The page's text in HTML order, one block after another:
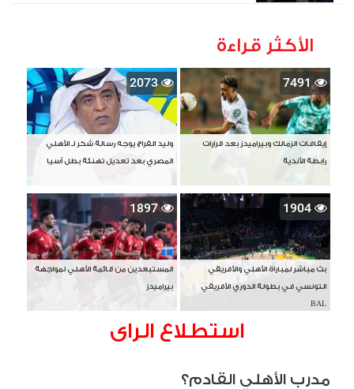
الأكثر قراءة
7491
إيقافات الزمالك وبيراميدز بعد قرارات
رابطة الأندية
2073
وليد الفراج يوجه رسالة شكر لـ الأهلي
المصري بعد تعديل تهنئة بطل آسيا
1904
بث مباشر لمباراة الأهلي والأفريقي
التونسي في بطولة الدوري الأفريقي
BAL
1897
المستبعدين من قائمة الأهلي لمواجهة
بيراميدز
استطلاع الراى
مدرب الأهلي القادم؟